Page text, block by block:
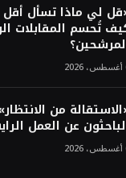
لي ماذا تسأل
تُحسم المقابلات
من
عن العمل